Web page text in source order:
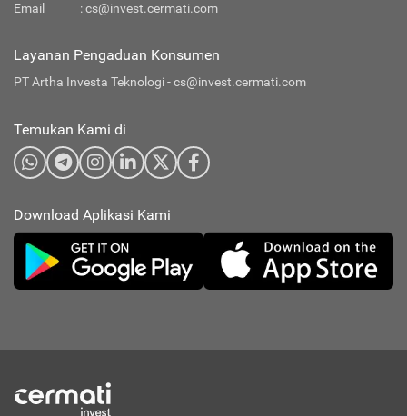
Email
:cs@invest.cermati.com
Layanan Pengaduan Konsumen
PT Artha Investa Teknologi -cs@invest.cermati.com
Temukan Kami di
Download Aplikasi Kami